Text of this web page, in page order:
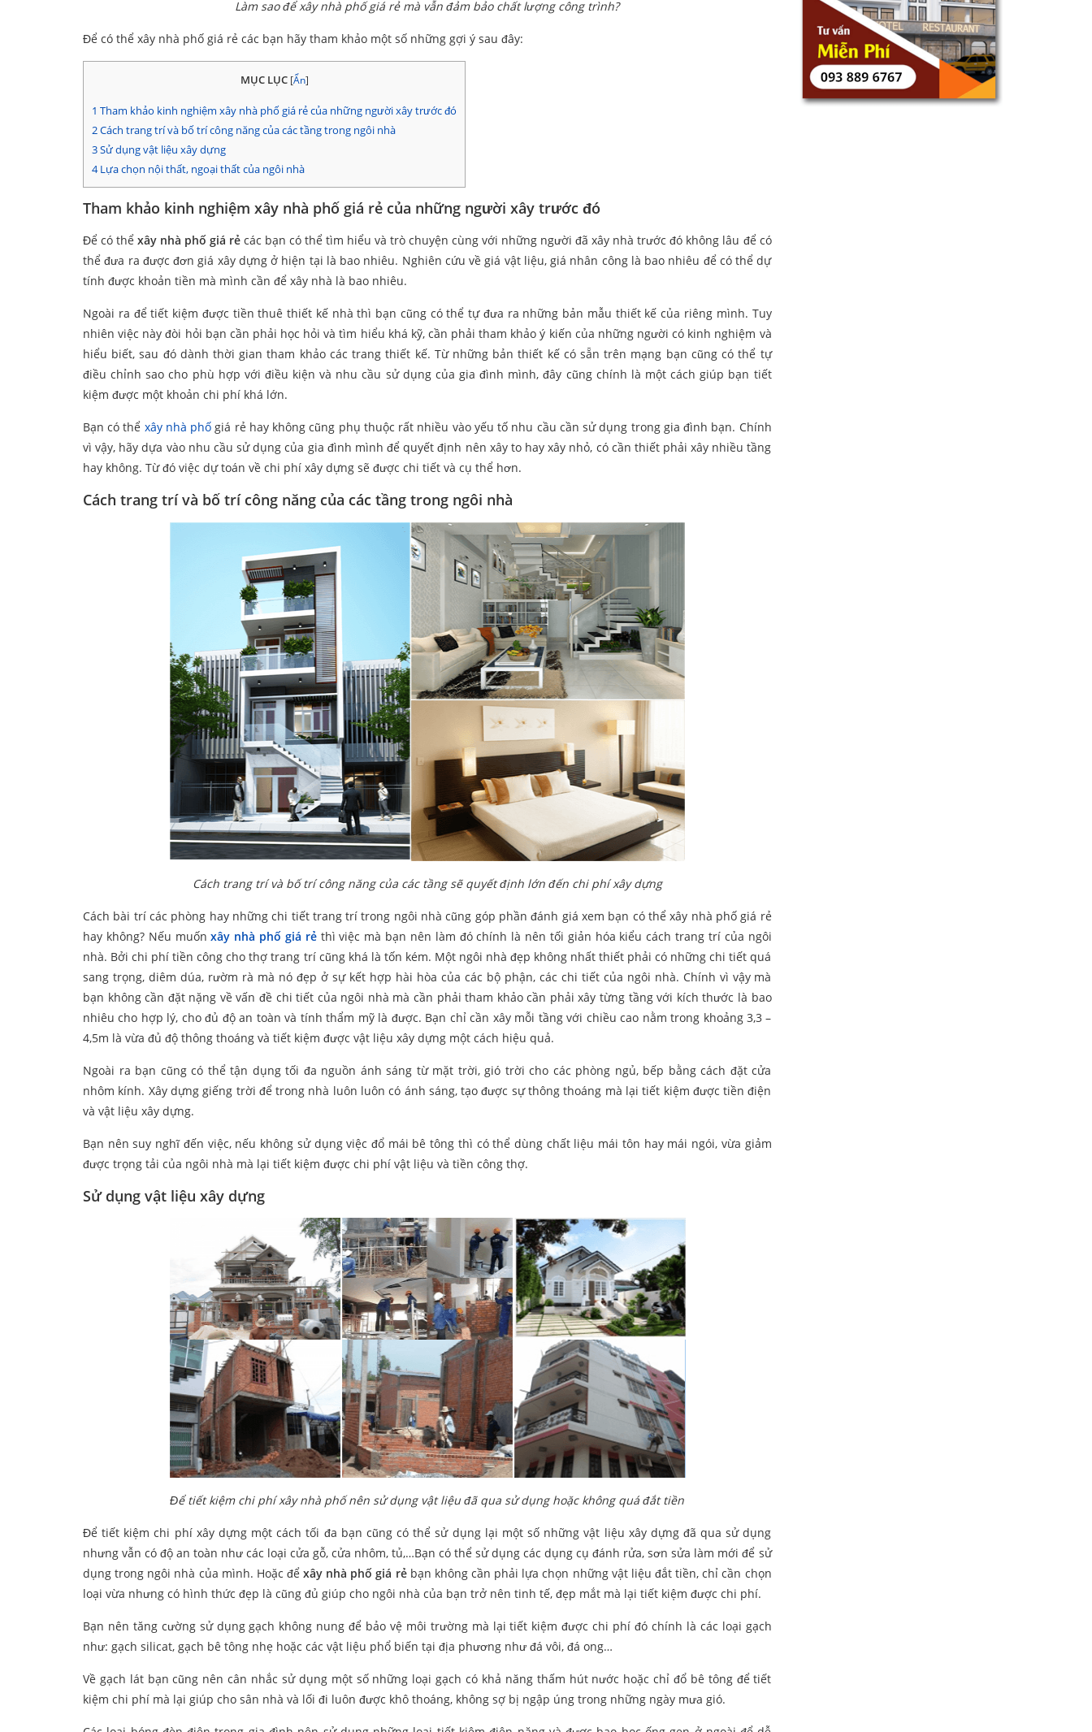
Làm sao để xây nhà phố giá rẻ mà vẫn đảm bảo chất lượng công trình?
Để có thể xây nhà phố giá rẻ các bạn hãy tham khảo một số những gợi ý sau đây:
MỤC LỤC [Ẩn]
1 Tham khảo kinh nghiệm xây nhà phố giá rẻ của những người xây trước đó
2Cách trang trí và bố trí công năng của các tầng trong ngôi nhà
3Sử dụng vật liệu xây dựng
4Lựa chọn nội thất, ngoại thất của ngôi nhà
Tham khảo kinh nghiệm xây nhà phố giá rẻ của những người xây trước đó
Để có thểxây nhà phố giá rẻcác bạn có thể tìm hiểu và trò chuyện cùng với những người đã xây nhà trước đó không lâu để có
thể đưa ra được đơn giá xây dựng ở hiện tại là bao nhiêu. Nghiên cứu về giá vật liệu, giá nhân công là bao nhiêu để có thể dự
tính được khoản tiền mà mình cần để xây nhà là bao nhiêu.
Ngoài ra để tiết kiệm được tiền thuê thiết kế nhà thì bạn cũng có thể tự đưa ra những bản mẫu thiết kế của riêng mình. Tuy
nhiên việc này đòi hỏi bạn cần phải học hỏi và tìm hiểu khá kỹ, cần phải tham khảo ý kiến của những người có kinh nghiệm và
hiểu biết, sau đó dành thời gian tham khảo các trang thiết kế. Từ những bản thiết kế có sẵn trên mạng bạn cũng có thể tự
điều chỉnh sao cho phù hợp với điều kiện và nhu cầu sử dụng của gia đình mình, đây cũng chính là một cách giúp bạn tiết
kiệm được một khoản chi phí khá lớn.
Bạn có thể xây nhà phố giá rẻ hay không cũng phụ thuộc rất nhiều vào yếu tố nhu cầu cần sử dụng trong gia đình bạn. Chính
vì vậy, hãy dựa vào nhu cầu sử dụng của gia đình mình để quyết định nên xây to hay xây nhỏ, có cần thiết phải xây nhiều tầng
hay không. Từ đó việc dự toán về chi phí xây dựng sẽ được chi tiết và cụ thể hơn.
Cách trang trí và bố trí công năng của các tầng trong ngôi nhà
Cách trang trí và bố trí công năng của các tầng sẽ quyết định lớn đến chi phí xây dựng
Cách bài trí các phòng hay những chi tiết trang trí trong ngôi nhà cũng góp phần đánh giá xem bạn có thể xây nhà phố giá rẻ
hay không? Nếu muốnxây nhà phố giá rẻthì việc mà bạn nên làm đó chính là nên tối giản hóa kiểu cách trang trí của ngôi
nhà. Bởi chi phí tiền công cho thợ trang trí cũng khá là tốn kém. Một ngôi nhà đẹp không nhất thiết phải có những chi tiết quá
sang trọng, diêm dúa, rườm rà mà nó đẹp ở sự kết hợp hài hòa của các bộ phận, các chi tiết của ngôi nhà. Chính vì vậy mà
bạn không cần đặt nặng về vấn đề chi tiết của ngôi nhà mà cần phải tham khảo cần phải xây từng tầng với kích thước là bao
nhiêu cho hợp lý, cho đủ độ an toàn và tính thẩm mỹ là được. Bạn chỉ cần xây mỗi tầng với chiều cao nằm trong khoảng 3,3 –
4,5m là vừa đủ độ thông thoáng và tiết kiệm được vật liệu xây dựng một cách hiệu quả.
Ngoài ra bạn cũng có thể tận dụng tối đa nguồn ánh sáng từ mặt trời, gió trời cho các phòng ngủ, bếp bằng cách đặt cửa
nhôm kính. Xây dựng giếng trời để trong nhà luôn luôn có ánh sáng, tạo được sự thông thoáng mà lại tiết kiệm được tiền điện
và vật liệu xây dựng.
Bạn nên suy nghĩ đến việc, nếu không sử dụng việc đổ mái bê tông thì có thể dùng chất liệu mái tôn hay mái ngói, vừa giảm
được trọng tải của ngôi nhà mà lại tiết kiệm được chi phí vật liệu và tiền công thợ.
Sử dụng vật liệu xây dựng
Để tiết kiệm chi phí xây nhà phố nên sử dụng vật liệu đã qua sử dụng hoặc không quá đắt tiền
Để tiết kiệm chi phí xây dựng một cách tối đa bạn cũng có thể sử dụng lại một số những vật liệu xây dựng đã qua sử dụng
nhưng vẫn có độ an toàn như các loại cửa gỗ, cửa nhôm, tủ,…Bạn có thể sử dụng các dụng cụ đánh rửa, sơn sửa làm mới để sử
dụng trong ngôi nhà của mình. Hoặc đểxây nhà phố giá rẻ bạn không cần phải lựa chọn những vật liệu đắt tiền, chỉ cần chọn
loại vừa nhưng có hình thức đẹp là cũng đủ giúp cho ngôi nhà của bạn trở nên tinh tế, đẹp mắt mà lại tiết kiệm được chi phí.
Bạn nên tăng cường sử dụng gạch không nung để bảo vệ môi trường mà lại tiết kiệm được chi phí đó chính là các loại gạch
như: gạch silicat, gạch bê tông nhẹ hoặc các vật liệu phổ biến tại địa phương như đá vôi, đá ong…
Về gạch lát bạn cũng nên cân nhắc sử dụng một số những loại gạch có khả năng thấm hút nước hoặc chỉ đổ bê tông để tiết
kiệm chi phí mà lại giúp cho sân nhà và lối đi luôn được khô thoáng, không sợ bị ngập úng trong những ngày mưa gió.